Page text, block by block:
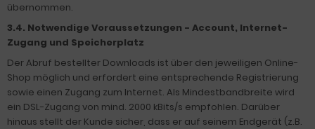
übernommen.
3.4. Notwendige Voraussetzungen - Account, Internet-
Zugang und Speicherplatz
Der Abruf bestellter Downloads ist über den jeweiligen Online-
Shop möglich und erfordert eine entsprechende Registrierung
sowie einen Zugang zum Internet. Als Mindestbandbreite wird
ein DSL-Zugang von mind. 2000 kBits/s empfohlen. Darüber
hinaus stellt der Kunde sicher, dass er auf seinem Endgerät (z.B.